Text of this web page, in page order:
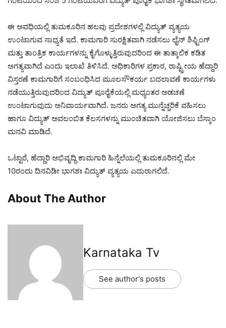
ಈ ಅವಧಿಯಲ್ಲಿ ತುಮಕೂರಿನ ಹಲವು ಪ್ರದೇಶಗಳಲ್ಲಿ ವಿದ್ಯುತ್ ವ್ಯತ್ಯಯ
ಉಂಟಾಗುವ ಸಾಧ್ಯತೆ ಇದೆ. ಕಾಮಗಾರಿ ಸುರಕ್ಷಿತವಾಗಿ ನಡೆಸಲು ಲೈನ್ ಶಿಫ್ಟಿಂಗ್
ಮತ್ತು ತಾಂತ್ರಿಕ ಕಾರ್ಯಗಳನ್ನು ಕೈಗೊಳ್ಳುತ್ತಿರುವುದರಿಂದ ಈ ತಾತ್ಕಾಲಿಕ ಕಡಿತ
ಅಗತ್ಯವಾಗಿದೆ ಎಂದು ಇಲಾಖೆ ತಿಳಿಸಿದೆ. ಅಧಿಕಾರಿಗಳ ಪ್ರಕಾರ, ರಾಷ್ಟ್ರೀಯ ಹೆದ್ದಾರಿ
ವಿಸ್ತರಣೆ ಕಾಮಗಾರಿಗೆ ಸಂಬಂಧಿಸಿದ ಮೂಲಸೌಕರ್ಯ ಬದಲಾವಣೆ ಕಾರ್ಯಗಳು
ನಡೆಯುತ್ತಿರುವುದರಿಂದ ವಿದ್ಯುತ್ ಪೂರೈಕೆಯಲ್ಲಿ ಮಧ್ಯಂತರ ಅಡಚಣೆ
ಉಂಟಾಗುವುದು ಅನಿವಾರ್ಯವಾಗಿದೆ. ಜನರು ಅಗತ್ಯ ಮುನ್ನೆಚ್ಚರಿಕೆ ವಹಿಸಲು
ಹಾಗೂ ವಿದ್ಯುತ್ ಅವಲಂಬಿತ ಕೆಲಸಗಳನ್ನು ಮುಂಚಿತವಾಗಿ ಯೋಜಿಸಲು ಬೆಸ್ಕಾಂ
ಮನವಿ ಮಾಡಿದೆ.
ಒಟ್ಟಾರೆ, ಹೆದ್ದಾರಿ ಅಭಿವೃದ್ಧಿ ಕಾಮಗಾರಿ ಹಿನ್ನೆಲೆಯಲ್ಲಿ ತುಮಕೂರಿನಲ್ಲಿ ಮೇ
10ರಂದು ದಿನವಿಡೀ ಭಾಗಶಃ ವಿದ್ಯುತ್ ವ್ಯತ್ಯಯ ಎದುರಾಗಲಿದೆ.
About The Author
Karnataka Tv
See author's posts